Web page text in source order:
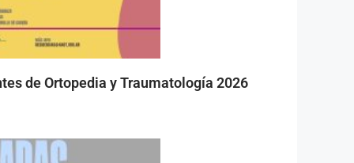
de Ortopedia y Traumatología 2026